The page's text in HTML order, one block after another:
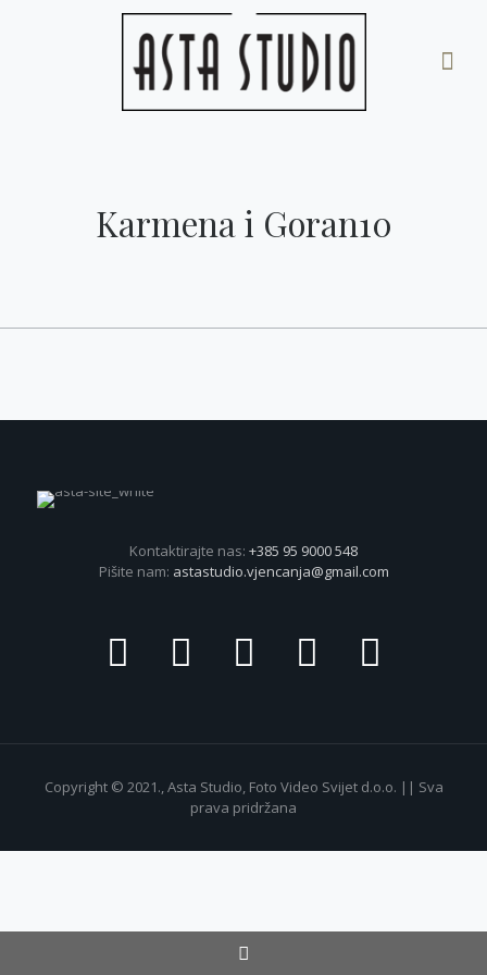
Karmena i Goran10
Kontaktirajte nas: +385 95 9000 548
Pišite nam: astastudio.vjencanja@gmail.com
Copyright © 2021., Asta Studio, Foto Video Svijet d.o.o. || Sva
prava pridržana